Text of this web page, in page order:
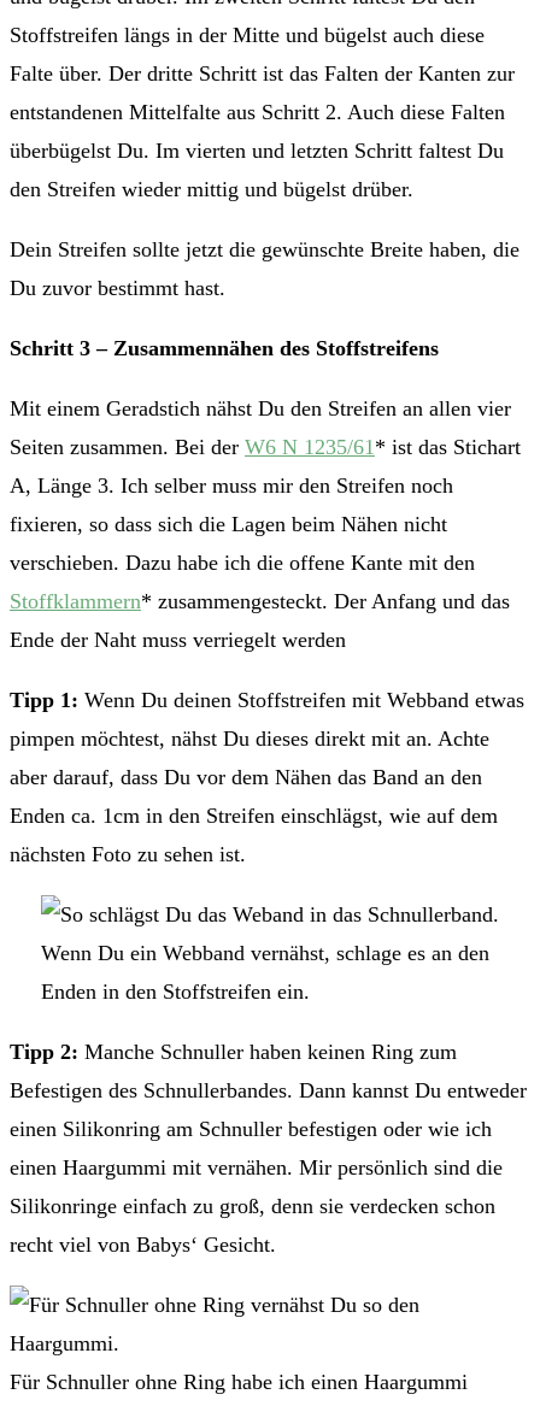
Stoffstreifen längs in der Mitte und bügelst auch diese
Falte über. Der dritte Schritt ist das Falten der Kanten zur
entstandenen Mittelfalte aus Schritt 2. Auch diese Falten
überbügelst Du. Im vierten und letzten Schritt faltest Du
den Streifen wieder mittig und bügelst drüber.
Dein Streifen sollte jetzt die gewünschte Breite haben, die
Du zuvor bestimmt hast.
Schritt 3 – Zusammennähen des Stoffstreifens
Mit einem Geradstich nähst Du den Streifen an allen vier
Seiten zusammen. Bei der W6 N 1235/61 * ist das Stichart
A, Länge 3. Ich selber muss mir den Streifen noch
fixieren, so dass sich die Lagen beim Nähen nicht
verschieben. Dazu habe ich die offene Kante mit den
Stoffklammern* zusammengesteckt. Der Anfang und das
Ende der Naht muss verriegelt werden
Tipp 1: Wenn Du deinen Stoffstreifen mit Webband etwas
pimpen möchtest, nähst Du dieses direkt mit an. Achte
aber darauf, dass Du vor dem Nähen das Band an den
Enden ca. 1cm in den Streifen einschlägst, wie auf dem
nächsten Foto zu sehen ist.
Wenn Du ein Webband vernähst, schlage es an den
Enden in den Stoffstreifen ein.
Tipp 2: Manche Schnuller haben keinen Ring zum
Befestigen des Schnullerbandes. Dann kannst Du entweder
einen Silikonring am Schnuller befestigen oder wie ich
einen Haargummi mit vernähen. Mir persönlich sind die
Silikonringe einfach zu groß, denn sie verdecken schon
recht viel von Babys‘ Gesicht.
Für Schnuller ohne Ring habe ich einen Haargummi